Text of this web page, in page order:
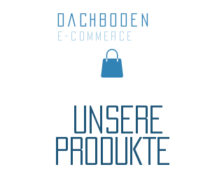
DACHBODEN
e-commerce
UNSERE
PRODUKTE